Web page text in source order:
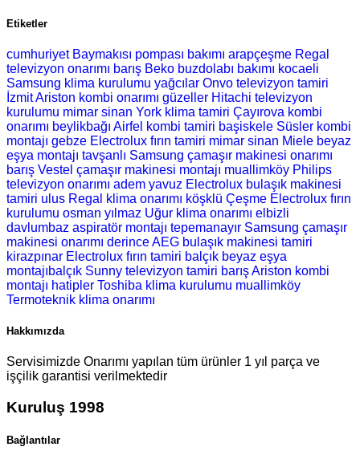
Etiketler
cumhuriyet Baymakısı pompası bakımı arapçeşme Regal
televizyon onarımı barış Beko buzdolabı bakımı kocaeli
Samsung klima kurulumu yağcılar Onvo televizyon tamiri
İzmit Ariston kombi onarımı güzeller Hitachi televizyon
kurulumu mimar sinan York klima tamiri Çayırova kombi
onarımı beylikbağı Airfel kombi tamiri başiskele Süsler kombi
montajı gebze Electrolux fırın tamiri mimar sinan Miele beyaz
eşya montajı tavşanlı Samsung çamaşır makinesi onarımı
barış Vestel çamaşır makinesi montajı muallimköy Philips
televizyon onarımı adem yavuz Electrolux bulaşık makinesi
tamiri ulus Regal klima onarımı köşklü Çeşme Electrolux fırın
kurulumu osman yılmaz Uğur klima onarımı elbizli
davlumbaz aspiratör montajı tepemanayır Samsung çamaşır
makinesi onarımı derince AEG bulaşık makinesi tamiri
kirazpınar Electrolux fırın tamiri balçık beyaz eşya
montajıbalçık Sunny televizyon tamiri barış Ariston kombi
montajı hatipler Toshiba klima kurulumu muallimköy
Termoteknik klima onarımı
Hakkımızda
Servisimizde Onarımı yapılan tüm ürünler 1 yıl parça ve
işçilik garantisi verilmektedir
Kuruluş 1998
Bağlantılar